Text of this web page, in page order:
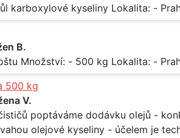
B.
500 kg
V.
olejové kyseliny - účelem je